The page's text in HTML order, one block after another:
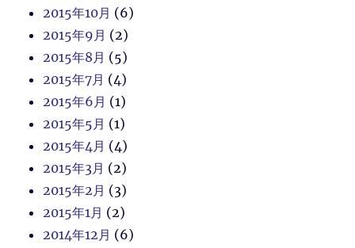
2015年10月 (6)
2015年9月 (2)
2015年8月 (5)
2015年7月 (4)
2015年6月 (1)
2015年5月 (1)
2015年4月 (4)
2015年3月 (2)
2015年2月 (3)
2015年1月 (2)
2014年12月 (6)